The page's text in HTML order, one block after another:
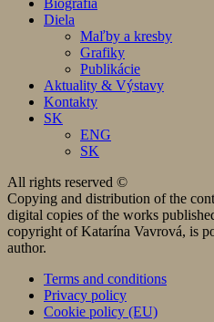
Diela
Maľby a kresby
Grafiky
Publikácie
Aktuality & Výstavy
Kontakty
SK
ENG
SK
All rights reserved ©
Copying and distribution of the
digital copies of the works
copyright of Katarína Vavrová, is
author.
Terms and conditions
Privacy policy
Cookie policy (EU)